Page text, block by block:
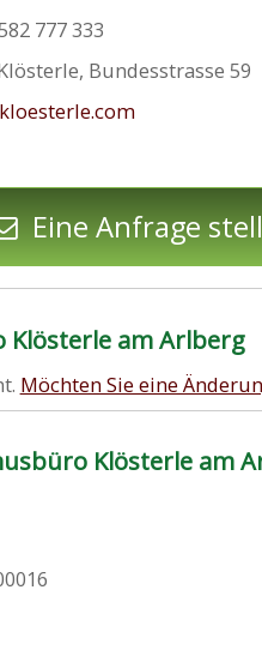
777 333
, Bundesstrasse 59
Eine Anfrage
am Arlberg
Möchten Sie eine
Klösterle am